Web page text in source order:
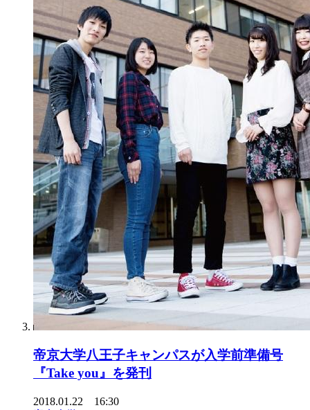
帝京大学八王子キャンパスが入学前準備号
『Take you』を発刊
2018.01.22 16:30